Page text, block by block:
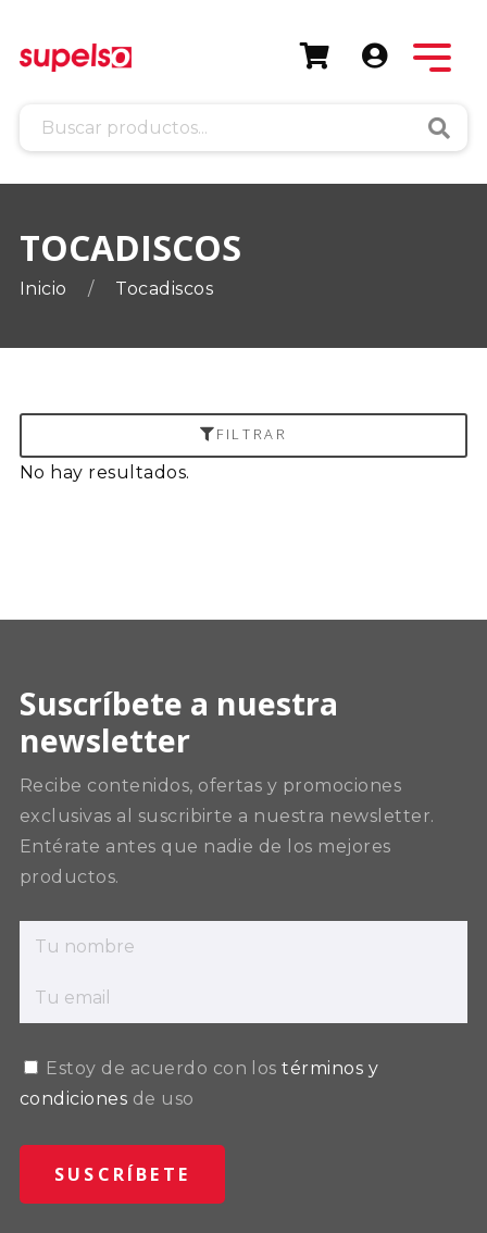
TOCADISCOS
Inicio Tocadiscos
FILTRAR
No hay resultados.
Suscríbete a nuestra
newsletter
Recibe contenidos, ofertas y promociones
exclusivas al suscribirte a nuestra newsletter.
Entérate antes que nadie de los mejores
productos.
Estoy de acuerdo con lostérminos y
condiciones de uso